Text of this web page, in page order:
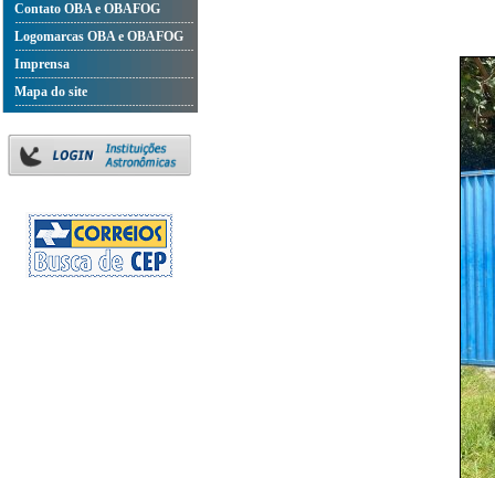
Contato OBA e OBAFOG
Logomarcas OBA e OBAFOG
Imprensa
Mapa do site